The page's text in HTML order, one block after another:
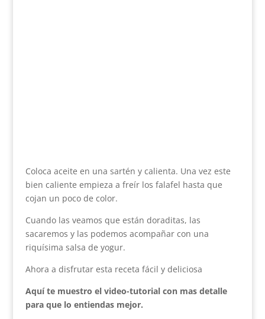
Coloca aceite en una sartén y calienta. Una vez este
bien caliente empieza a freír los falafel hasta que
cojan un poco de color.
Cuando las veamos que están doraditas, las
sacaremos y las podemos acompañar con una
riquísima salsa de yogur.
Ahora a disfrutar esta receta fácil y deliciosa
Aquí te muestro el video-tutorial con mas detalle
para que lo entiendas mejor.